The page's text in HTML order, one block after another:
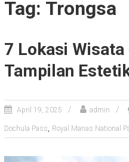
Tag: Trongsa
7 Lokasi Wisata
Tampilan
April 19, 2025 admin
Dochula Pass, Royal Manas National